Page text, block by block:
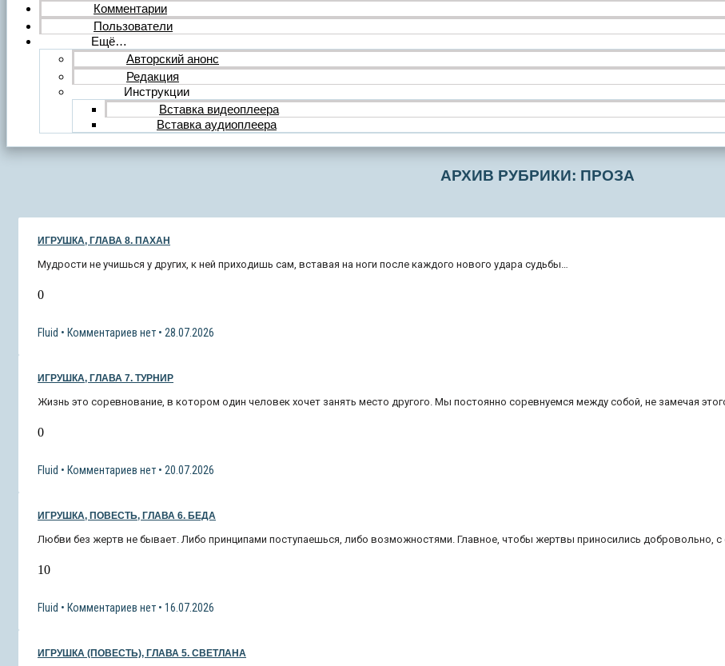
Комментарии
Пользователи
Ещё…
Авторский анонс
Редакция
Инструкции
Вставка видеоплеера
Вставка аудиоплеера
АРХИВ РУБРИКИ: ПРОЗА
ИГРУШКА, ГЛАВА 8. ПАХАН
Мудрости не учишься у других, к ней приходишь сам, вставая на ноги после каждого нового удара судьбы…
0
Fluid Комментариев нет 28.07.2026
ИГРУШКА, ГЛАВА 7. ТУРНИР
Жизнь это соревнование, в котором один человек хочет занять место другого. Мы постоянно соревнуемся между собой, не замечая
0
Fluid Комментариев нет 20.07.2026
ИГРУШКА, ПОВЕСТЬ, ГЛАВА 6. БЕДА
Любви без жертв не бывает. Либо принципами поступаешься, либо возможностями. Главное, чтобы жертвы приносились добровольно,
10
Fluid Комментариев нет 16.07.2026
ИГРУШКА (ПОВЕСТЬ), ГЛАВА 5. СВЕТЛАНА